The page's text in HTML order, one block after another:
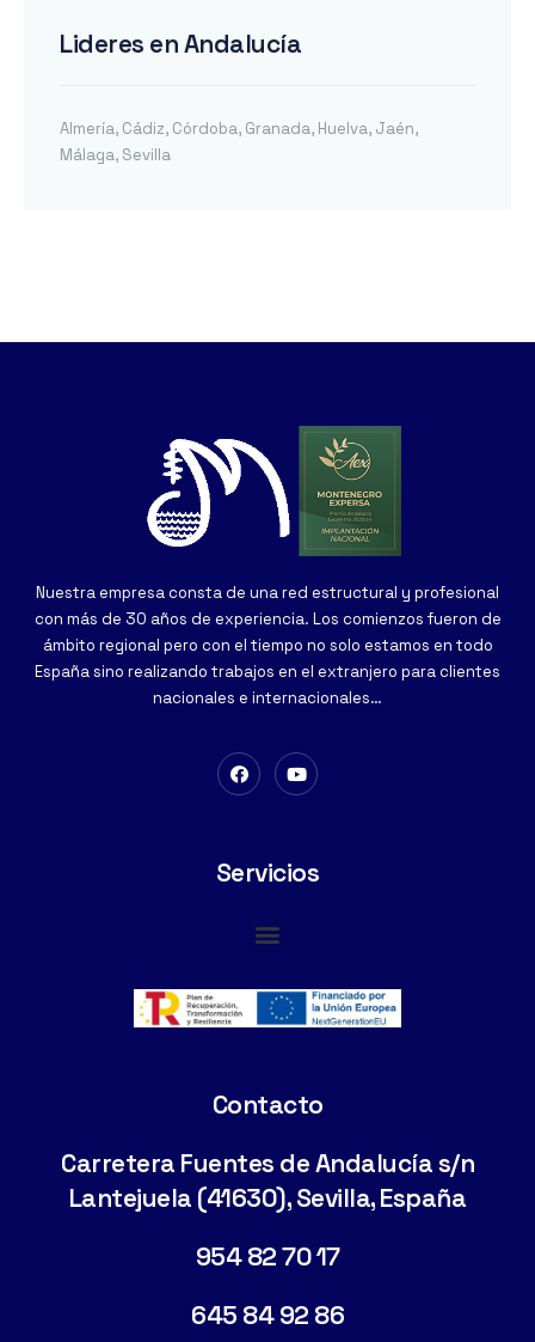
Lideres en Andalucía
Almería, Cádiz, Córdoba, Granada, Huelva, Jaén,
Málaga, Sevilla
Nuestra empresa consta de una red estructural y profesional
con más de 30 años de experiencia. Los comienzos fueron de
ámbito regional pero con el tiempo no solo estamos en todo
España sino realizando trabajos en el extranjero para clientes
nacionales e internacionales…
Servicios
Contacto
Carretera Fuentes de Andalucía s/n
Lantejuela (41630), Sevilla, España
954 82 70 17
645 84 92 86